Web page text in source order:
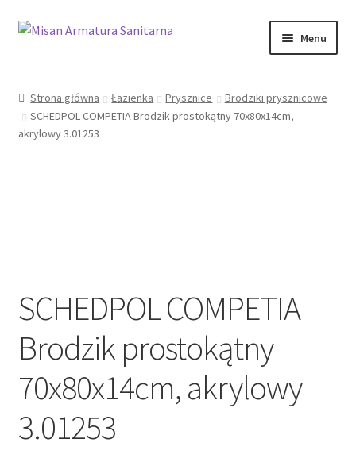
Przejdź
Przejdź
Menu
Moje konto
Strona główna Łazienka Prysznice
Brodziki prysznicowe
SCHEDPOL COMPETIA Brodzik prostokątny 70x80x14cm,
akrylowy 3.01253
SCHEDPOL COMPETIA
Brodzik prostokątny
70x80x14cm, akrylowy
3.01253